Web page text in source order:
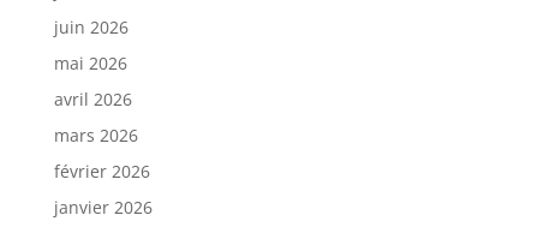
juin 2026
mai 2026
avril 2026
mars 2026
février 2026
janvier 2026